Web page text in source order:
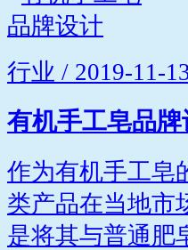
行业 / 2019-11-
有机手工皂品牌
作为有机手工皂
类产品在当地市
是将其与普通肥